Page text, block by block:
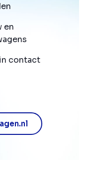
en
contact